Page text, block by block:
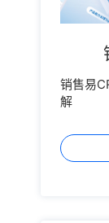
销售易
解